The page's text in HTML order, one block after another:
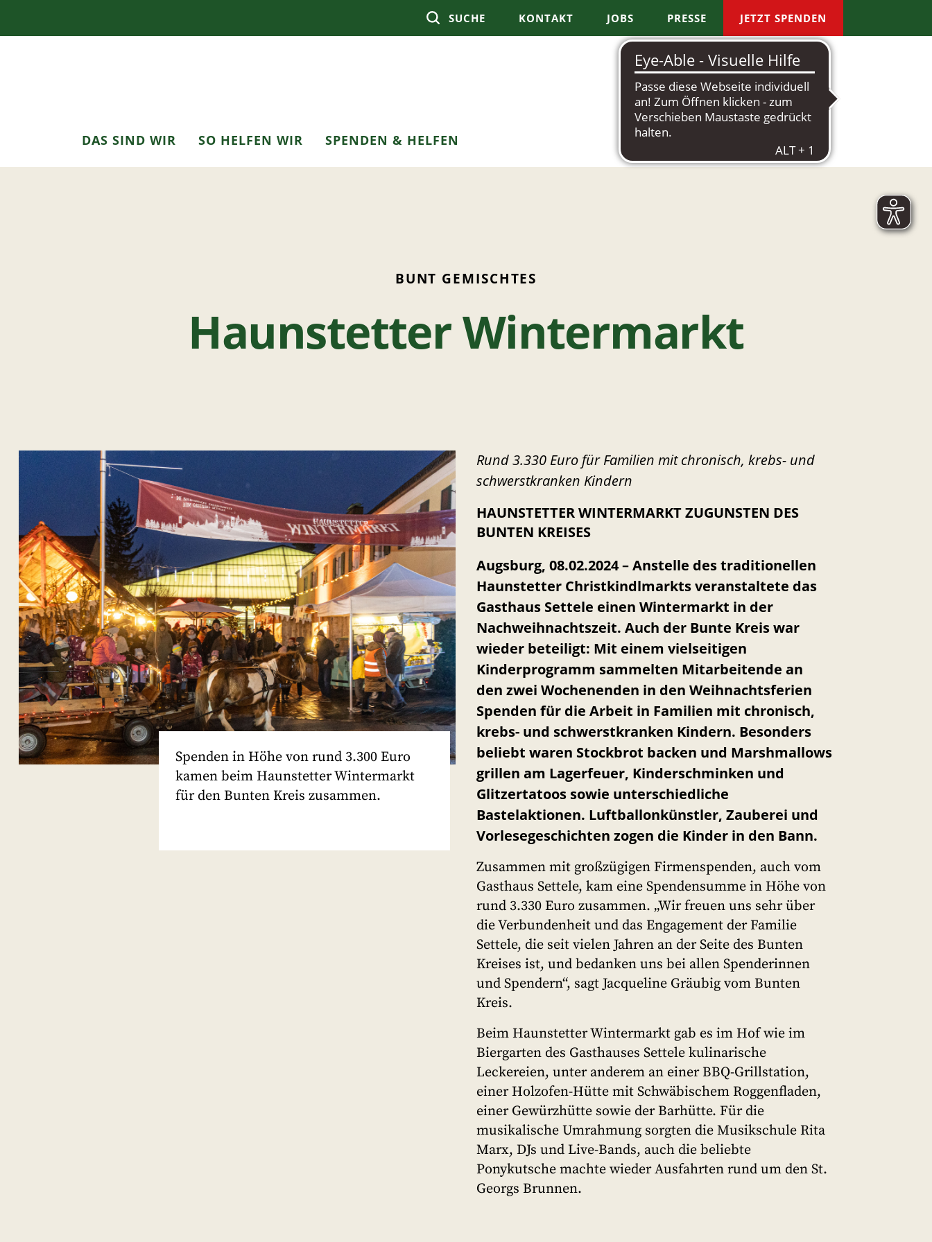
SUCHE KONTAKT JOBS PRESSE JETZT SPENDEN
DAS SIND WIR SO HELFEN WIR SPENDEN & HELFEN
BUNT GEMISCHTES
Haunstetter Wintermarkt
Spenden in Höhe von rund 3.300 Euro
kamen beim Haunstetter Wintermarkt
für den Bunten Kreis zusammen.
Rund 3.330 Euro für Familien mit chronisch, krebs- und
schwerstkranken Kindern
HAUNSTETTER WINTERMARKT ZUGUNSTEN DES
BUNTEN KREISES
Augsburg, 08.02.2024 – Anstelle des traditionellen
Haunstetter Christkindlmarkts veranstaltete das
Gasthaus Settele einen Wintermarkt in der
Nachweihnachtszeit. Auch der Bunte Kreis war
wieder beteiligt: Mit einem vielseitigen
Kinderprogramm sammelten Mitarbeitende an
den zwei Wochenenden in den Weihnachtsferien
Spenden für die Arbeit in Familien mit chronisch,
krebs- und schwerstkranken Kindern. Besonders
beliebt waren Stockbrot backen und Marshmallows
grillen am Lagerfeuer, Kinderschminken und
Glitzertatoos sowie unterschiedliche
Bastelaktionen. Luftballonkünstler, Zauberei und
Vorlesegeschichten zogen die Kinder in den Bann.
Zusammen mit großzügigen Firmenspenden, auch vom
Gasthaus Settele, kam eine Spendensumme in Höhe von
rund 3.330 Euro zusammen. „Wir freuen uns sehr über
die Verbundenheit und das Engagement der Familie
Settele, die seit vielen Jahren an der Seite des Bunten
Kreises ist, und bedanken uns bei allen Spenderinnen
und Spendern“, sagt Jacqueline Gräubig vom Bunten
Kreis.
Beim Haunstetter Wintermarkt gab es im Hof wie im
Biergarten des Gasthauses Settele kulinarische
Leckereien, unter anderem an einer BBQ-Grillstation,
einer Holzofen-Hütte mit Schwäbischem Roggenfladen,
einer Gewürzhütte sowie der Barhütte. Für die
musikalische Umrahmung sorgten die Musikschule Rita
Marx, DJs und Live-Bands, auch die beliebte
Ponykutsche machte wieder Ausfahrten rund um den St.
Georgs Brunnen.